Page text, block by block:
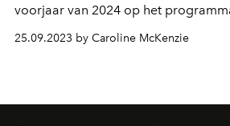
voorjaar van 2024 op het
25.09.2023 by Caroline McKenzie